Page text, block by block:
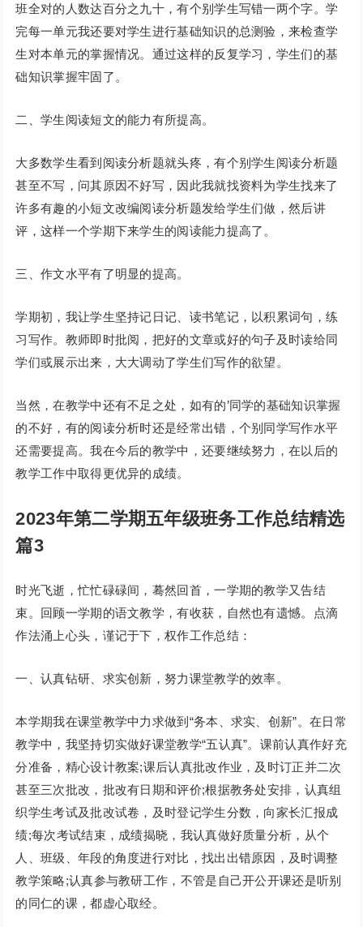
班全对的人数达百分之九十，有个别学生写错一两个字。学
完每一单元我还要对学生进行基础知识的总测验，来检查学
生对本单元的掌握情况。通过这样的反复学习，学生们的基
础知识掌握牢固了。
二、学生阅读短文的能力有所提高。
大多数学生看到阅读分析题就头疼，有个别学生阅读分析题
甚至不写，问其原因不好写，因此我就找资料为学生找来了
许多有趣的小短文改编阅读分析题发给学生们做，然后讲
评，这样一个学期下来学生的阅读能力提高了。
三、作文水平有了明显的提高。
学期初，我让学生坚持记日记、读书笔记，以积累词句，练
习写作。教师即时批阅，把好的文章或好的句子及时读给同
学们或展示出来，大大调动了学生们写作的欲望。
当然，在教学中还有不足之处，如有的’同学的基础知识掌握
的不好，有的阅读分析时还是经常出错，个别同学写作水平
还需要提高。我在今后的教学中，还要继续努力，在以后的
教学工作中取得更优异的成绩。
2023年第二学期五年级班务工作总结精选
篇3
时光飞逝，忙忙碌碌间，蓦然回首，一学期的教学又告结
束。回顾一学期的语文教学，有收获，自然也有遗憾。点滴
作法涌上心头，谨记于下，权作工作总结：
一、认真钻研、求实创新，努力课堂教学的效率。
本学期我在课堂教学中力求做到“务本、求实、创新”。在日常
教学中，我坚持切实做好课堂教学“五认真”。课前认真作好充
分准备，精心设计教案;课后认真批改作业，及时订正并二次
甚至三次批改，批改有日期和评价;根据教务处安排，认真组
织学生考试及批改试卷，及时登记学生分数，向家长汇报成
绩;每次考试结束，成绩揭晓，我认真做好质量分析，从个
人、班级、年段的角度进行对比，找出出错原因，及时调整
教学策略;认真参与教研工作，不管是自己开公开课还是听别
的同仁的课，都虚心取经。